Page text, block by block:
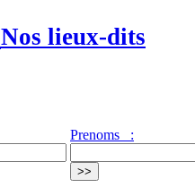
Nos lieux-dits
Prenoms :